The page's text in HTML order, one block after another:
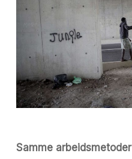
Samme arbeidsmetoder